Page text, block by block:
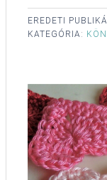
EREDETI
KATEGÓRIA: